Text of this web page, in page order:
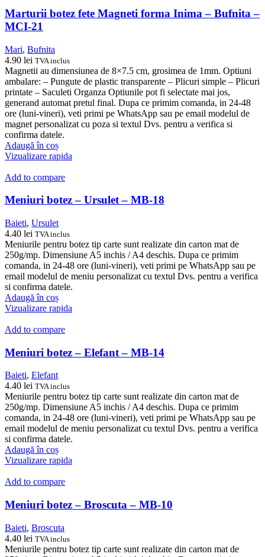
Marturii botez fete Magneti forma Inima – Bufnita –
MCI-21
Mari, Bufnita
4.90 lei TVA inclus
Magnetii au dimensiunea de 8×7.5 cm, grosimea de 1mm. Optiuni
ambalare: – Pungute de plastic transparente – Plicuri simple – Plicuri
printate – Saculeti Organza Optiunile pot fi selectate mai jos,
generand automat pretul final. Dupa ce primim comanda, in 24-48
ore (luni-vineri), veti primi pe WhatsApp sau pe email modelul de
magnet personalizat cu poza si textul Dvs. pentru a verifica si
confirma datele.
Adaugă în coș
Vizualizare rapida
Add to compare
Meniuri botez – Ursulet – MB-18
Baieti, Ursulet
4.40 lei TVA inclus
Meniurile pentru botez tip carte sunt realizate din carton mat de
250g/mp. Dimensiune A5 inchis / A4 deschis. Dupa ce primim
comanda, in 24-48 ore (luni-vineri), veti primi pe WhatsApp sau pe
email modelul de meniu personalizat cu textul Dvs. pentru a verifica
si confirma datele.
Adaugă în coș
Vizualizare rapida
Add to compare
Meniuri botez – Elefant – MB-14
Baieti, Elefant
4.40 lei TVA inclus
Meniurile pentru botez tip carte sunt realizate din carton mat de
250g/mp. Dimensiune A5 inchis / A4 deschis. Dupa ce primim
comanda, in 24-48 ore (luni-vineri), veti primi pe WhatsApp sau pe
email modelul de meniu personalizat cu textul Dvs. pentru a verifica
si confirma datele.
Adaugă în coș
Vizualizare rapida
Add to compare
Meniuri botez – Broscuta – MB-10
Baieti, Broscuta
4.40 lei TVA inclus
Meniurile pentru botez tip carte sunt realizate din carton mat de